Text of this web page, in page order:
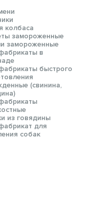
колбаса
замороженные
замороженные
в
быстрого
(свинина,
из говядины
для
собак